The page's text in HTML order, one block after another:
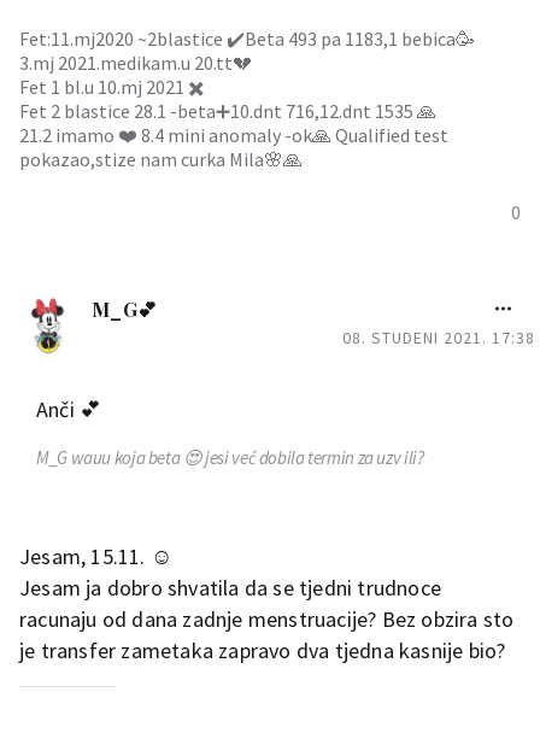
0
Fet:11.mj2020 ~2blastice ✔️Beta 493 pa 1183,1 bebica🥳
3.mj 2021.medikam.u 20.tt💔
Fet 1 bl.u 10.mj 2021 ✖️
Fet 2 blastice 28.1 -beta➕10.dnt 716,12.dnt 1535 🙏
21.2 imamo ❤️ 8.4 mini anomaly -ok🙏 Qualified test
pokazao,stize nam curka Mila🌸🙏
M_G💕
08. STUDENI 2021. 17:38
Anči 💕
M_Gwauu koja beta 😍 jesi već dobila termin za uzv ili?
Jesam, 15.11. ☺️
Jesam ja dobro shvatila da se tjedni trudnoce
racunaju od dana zadnje menstruacije? Bez obzira sto
je transfer zametaka zapravo dva tjedna kasnije bio?